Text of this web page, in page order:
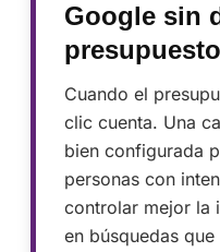
Google sin
Cuando el
clic cuenta. Una
bien configurada
personas con
controlar mejor la
en búsquedas